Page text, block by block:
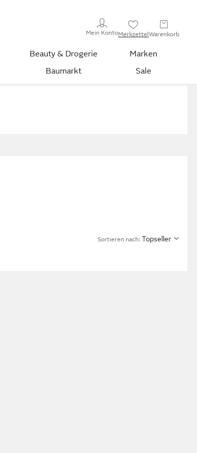
Mein KontoMerkzettelWarenkorb
Beauty & Drogerie
Marken
Baumarkt Sale
Sortieren nach: Topseller